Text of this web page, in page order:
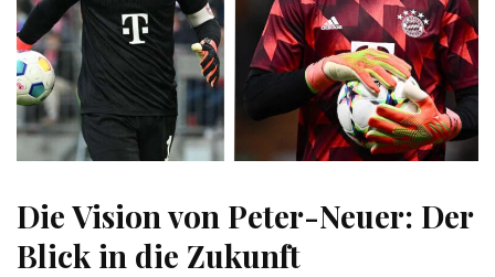
Die Vision von Peter-Neuer: Der
Blick in die Zukunft